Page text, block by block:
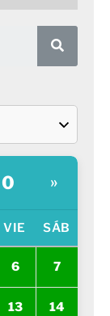
»
VIE SÁB
6 7
13 14